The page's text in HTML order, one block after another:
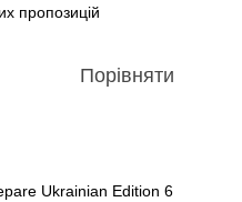
пропозицій
Порівняти
Ukrainian Edition 6